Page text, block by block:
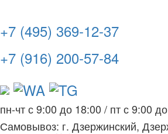
+7 (495) 369-12-37
+7 (916) 200-57-84
пн-чт с 9:00 до 18:00 / пт с 9:00
Самовывоз: г. Дзержинский,